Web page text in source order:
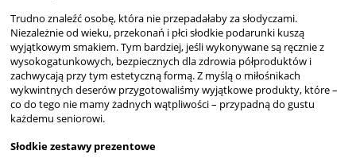
Trudno znaleźć osobę, która nie przepadałaby za słodyczami.
Niezależnie od wieku, przekonań i płci słodkie podarunki kuszą
wyjątkowym smakiem. Tym bardziej, jeśli wykonywane są ręcznie z
wysokogatunkowych, bezpiecznych dla zdrowia półproduktów i
zachwycają przy tym estetyczną formą. Z myślą o miłośnikach
wykwintnych deserów przygotowaliśmy wyjątkowe produkty, które –
co do tego nie mamy żadnych wątpliwości – przypadną do gustu
każdemu seniorowi.
Słodkie zestawy prezentowe